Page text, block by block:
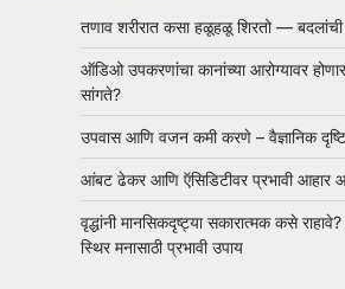
तणाव शरीरात कसा हळूहळू शिरतो —
ऑडिओ उपकरणांचा कानांच्या आरोग्यावर
सांगते?
उपवास आणि वजन कमी करणे – वैज्ञानिक
आंबट ढेकर आणि ऍसिडिटीवर प्रभावी आहार
वृद्धांनी मानसिकदृष्ट्या सकारात्मक कसे
स्थिर मनासाठी प्रभावी उपाय